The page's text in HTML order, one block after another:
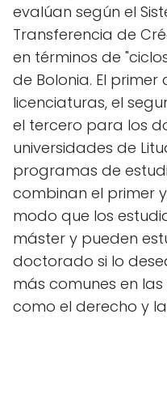
evalúan según el
Transferencia de
en términos de
de Bolonia. El
licenciaturas, el
el tercero para los
universidades de
programas de
combinan el primer
modo que los
máster y pueden
doctorado si lo
más comunes en
como el derecho y